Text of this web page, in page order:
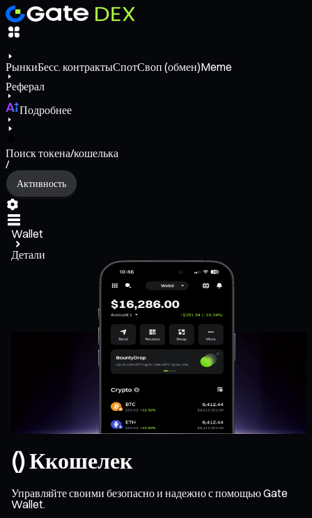
РынкиБесс. контрактыСпотСвоп (обмен)Meme
Реферал
Подробнее
Поиск токена/кошелька
/
Активность
Wallet
Детали
() Ккошелек
Управляйте своими безопасно и надежно с помощью Gate
Wallet.